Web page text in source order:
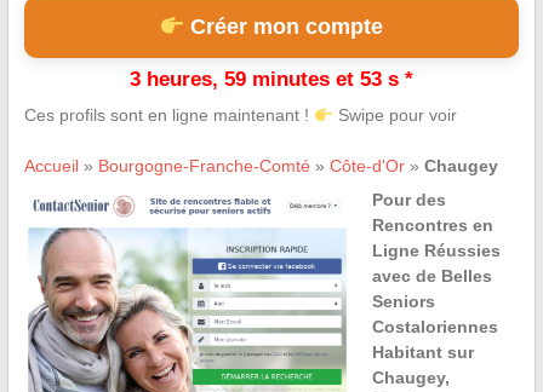
Créer mon compte
3 heures, 59 minutes et 53 s *
Ces profils sont en ligne maintenant ! Swipe pour voir
Accueil» Bourgogne-Franche-Comté » Côte-d'Or» Chaugey
Pour des
Rencontres en
Ligne Réussies
avec de Belles
Seniors
Costaloriennes
Habitant sur
Chaugey,